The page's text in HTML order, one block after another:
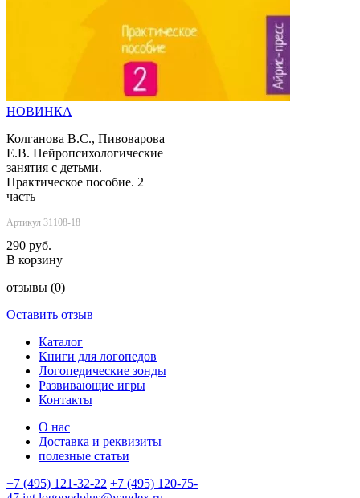
НОВИНКА
Колганова В.С., Пивоварова
Е.В. Нейропсихологические
занятия с детьми.
Практическое пособие. 2
часть
Артикул 31108-18
290 руб.
В корзину
отзывы (0)
Оставить отзыв
Каталог
Книги для логопедов
Логопедические зонды
Развивающие игры
Контакты
О нас
Доставка и реквизиты
полезные статьи
+7 (495) 121-32-22 +7 (495) 120-75-